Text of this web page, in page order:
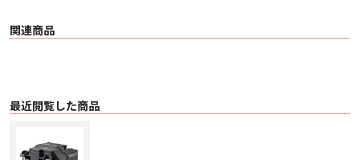
関連商品
最近閲覧した商品